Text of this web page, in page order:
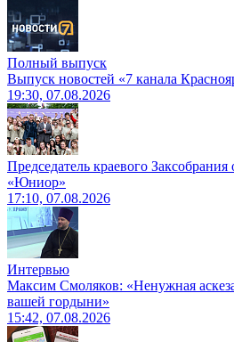
Полный выпуск
Выпуск новостей «7 канала
19:30, 07.08.2026
Председатель краевого
«Юниор»
17:10, 07.08.2026
Интервью
Максим Смоляков: «Ненужная
вашей гордыни»
15:42, 07.08.2026